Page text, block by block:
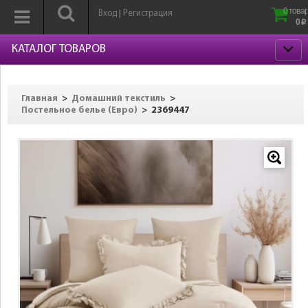
Вход Регистрация
0
0 p
КАТАЛОГ ТОВАРОВ
Главная > Домашний текстиль >
Постельное белье (Евро) > 2369447